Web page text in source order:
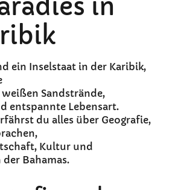
in
ein Inselstaat in der Karibik,
Sandstrände,
entspannte Lebensart.
du alles über Geografie,
Kultur und
Bahamas.